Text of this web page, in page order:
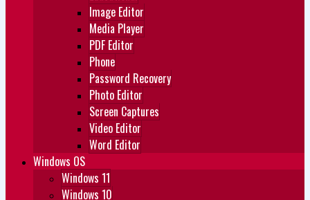
Image Editor
Media Player
PDF Editor
Phone
Password Recovery
Photo Editor
Screen Captures
Video Editor
Word Editor
Windows OS
Windows 11
Windows 10